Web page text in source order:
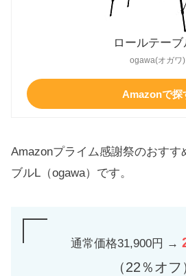
ロールテーブ
ogawa(オガワ)
Amazonで探
Amazonプライム感謝祭のおすす
ブルL（ogawa）です。
通常価格31,900円 →
（22％オフ